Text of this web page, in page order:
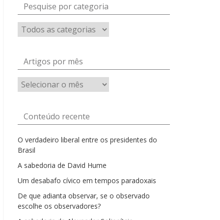
Pesquise por categoria
Artigos por mês
Artigos
por
Conteúdo recente
O verdadeiro liberal entre os presidentes do
Brasil
A sabedoria de David Hume
Um desabafo cívico em tempos paradoxais
De que adianta observar, se o observado
escolhe os observadores?